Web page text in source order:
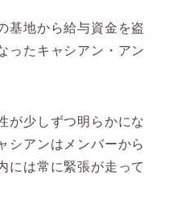
基地から給与資金を盗
ったキャシアン・アン
が少しずつ明らかにな
シアンはメンバーから
には常に緊張が走って